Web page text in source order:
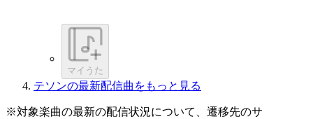
マイうた
テソンの最新配信曲をもっと見る
※対象楽曲の最新の配信状況について、遷移先のサ